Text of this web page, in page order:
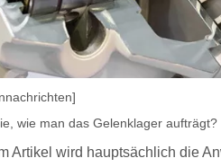
wie man das Gelenklager aufträgt?
Artikel wird hauptsächlich die